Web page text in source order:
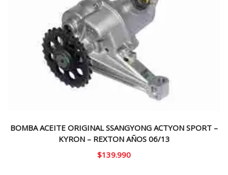
BOMBA ACEITE ORIGINAL SSANGYONG ACTYON SPORT –
KYRON – REXTON AÑOS 06/13
$139.990